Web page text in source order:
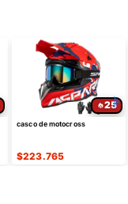
25
casco de motocross
$223.765